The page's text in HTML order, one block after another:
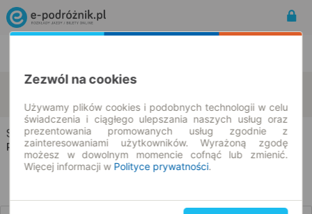
Słupsk
Kostrzyn nad Odrą
08.08.2026 | -- : --
Słupsk → Kostrzyn nad Odrą
Rozkład jazdy i bilety
Zezwól na cookies
Używamy plików cookies i podobnych technologii w celu
świadczenia i ciągłego ulepszania naszych usług oraz
prezentowania promowanych usług zgodnie z
zainteresowaniami użytkowników. Wyrażoną zgodę
możesz w dowolnym momencie cofnąć lub zmienić.
Więcej informacji w Polityce prywatności.